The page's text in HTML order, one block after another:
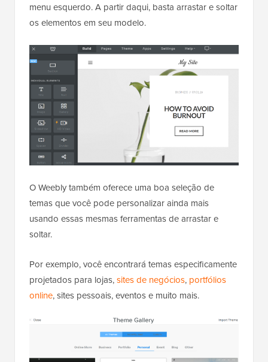
menu esquerdo. A partir daqui, basta arrastar e soltar
os elementos em seu modelo.
O Weebly também oferece uma boa seleção de
temas que você pode personalizar ainda mais
usando essas mesmas ferramentas de arrastar e
soltar.
Por exemplo, você encontrará temas especificamente
projetados para lojas,sites de negócios, portfólios
online, sites pessoais, eventos e muito mais.